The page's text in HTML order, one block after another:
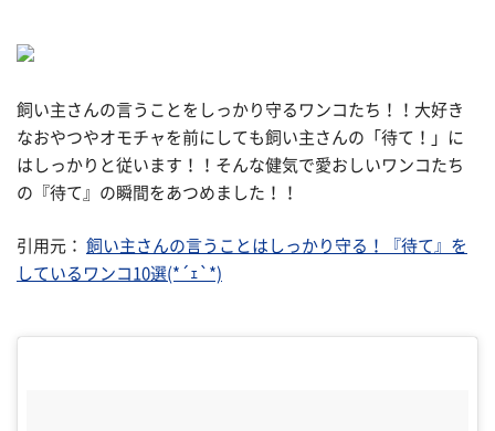
飼い主さんの言うことをしっかり守るワンコたち！！大好き
なおやつやオモチャを前にしても飼い主さんの「待て！」に
はしっかりと従います！！そんな健気で愛おしいワンコたち
の『待て』の瞬間をあつめました！！
引用元： 飼い主さんの言うことはしっかり守る！『待て』を
しているワンコ10選(*´ｪ`*)